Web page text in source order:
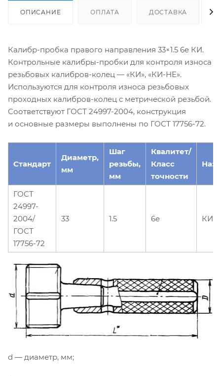
ОПИСАНИЕ ОПЛАТА ДОСТАВКА
Калибр-пробка правого направления 33×1.5 6e КИ.
Контрольные калибры-пробки для контроля износа
резьбовых калибров-колец — «КИ», «КИ-НЕ».
Используются для контроля износа резьбовых
проходных калибров-колец с метрической резьбой.
Соответствуют ГОСТ 24997-2004, конструкция
и основные размеры выполнены по ГОСТ 17756-72.
Стандарт
Диаметр,
мм
Шаг
резьбы,
мм
Квалитет/
Класс
точности
ГОСТ
24997-
2004/
ГОСТ
17756-72
33 1.5 6e КИ
d — диаметр, мм;